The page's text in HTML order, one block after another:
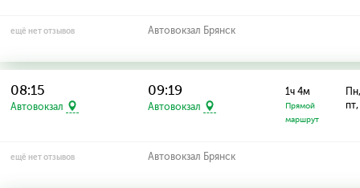
ещё нет отзывов Автовокзал Брянск
08:15
Автовокзал
09:19
Автовокзал
1ч 4м
Прямой
маршрут
ещё нет отзывов Автовокзал Брянск